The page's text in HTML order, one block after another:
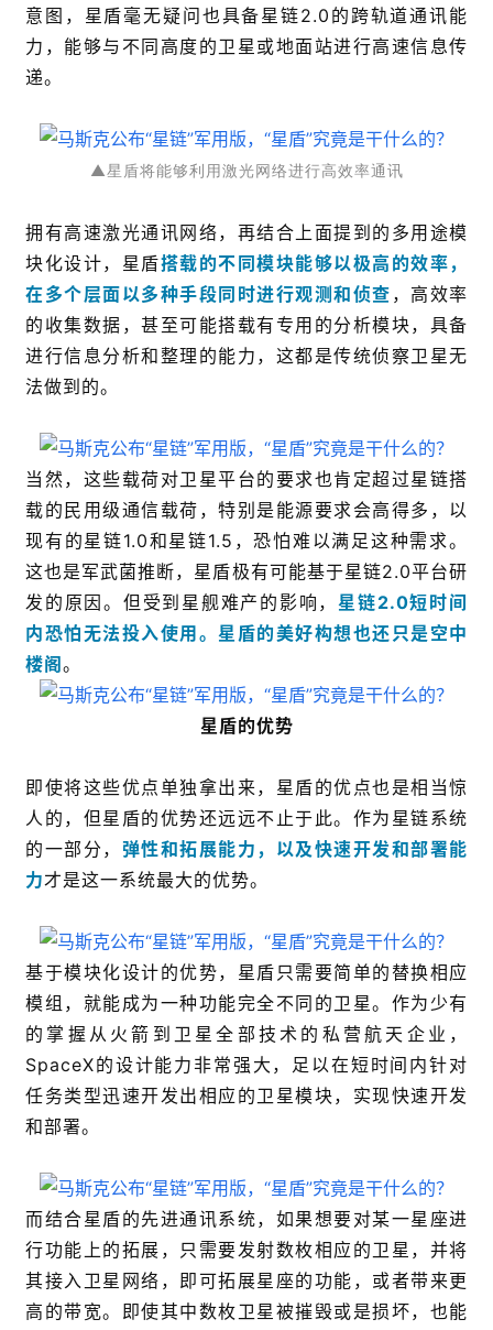
意图，星盾毫无疑问也具备星链2.0的跨轨道通讯能
力，能够与不同高度的卫星或地面站进行高速信息传
递。
▲星盾将能够利用激光网络进行高效率通讯
拥有高速激光通讯网络，再结合上面提到的多用途模
块化设计，星盾搭载的不同模块能够以极高的效率，
在多个层面以多种手段同时进行观测和侦查 ，高效率
的收集数据，甚至可能搭载有专用的分析模块，具备
进行信息分析和整理的能力，这都是传统侦察卫星无
法做到的。
当然，这些载荷对卫星平台的要求也肯定超过星链搭
载的民用级通信载荷，特别是能源要求会高得多，以
现有的星链1.0和星链1.5，恐怕难以满足这种需求。
这也是军武菌推断，星盾极有可能基于星链2.0平台研
发的原因。但受到星舰难产的影响，星链2.0短时间
内恐怕无法投入使用。星盾的美好构想也还只是空中
楼阁 。
星盾的优势
即使将这些优点单独拿出来，星盾的优点也是相当惊
人的，但星盾的优势还远远不止于此。作为星链系统
的一部分， 弹性和拓展能力，以及快速开发和部署能
力才是这一系统最大的优势。
基于模块化设计的优势，星盾只需要简单的替换相应
模组，就能成为一种功能完全不同的卫星。作为少有
的掌握从火箭到卫星全部技术的私营航天企业，
SpaceX的设计能力非常强大，足以在短时间内针对
任务类型迅速开发出相应的卫星模块，实现快速开发
和部署。
而结合星盾的先进通讯系统，如果想要对某一星座进
行功能上的拓展，只需要发射数枚相应的卫星，并将
其接入卫星网络，即可拓展星座的功能，或者带来更
高的带宽。即使其中数枚卫星被摧毁或是损坏，也能